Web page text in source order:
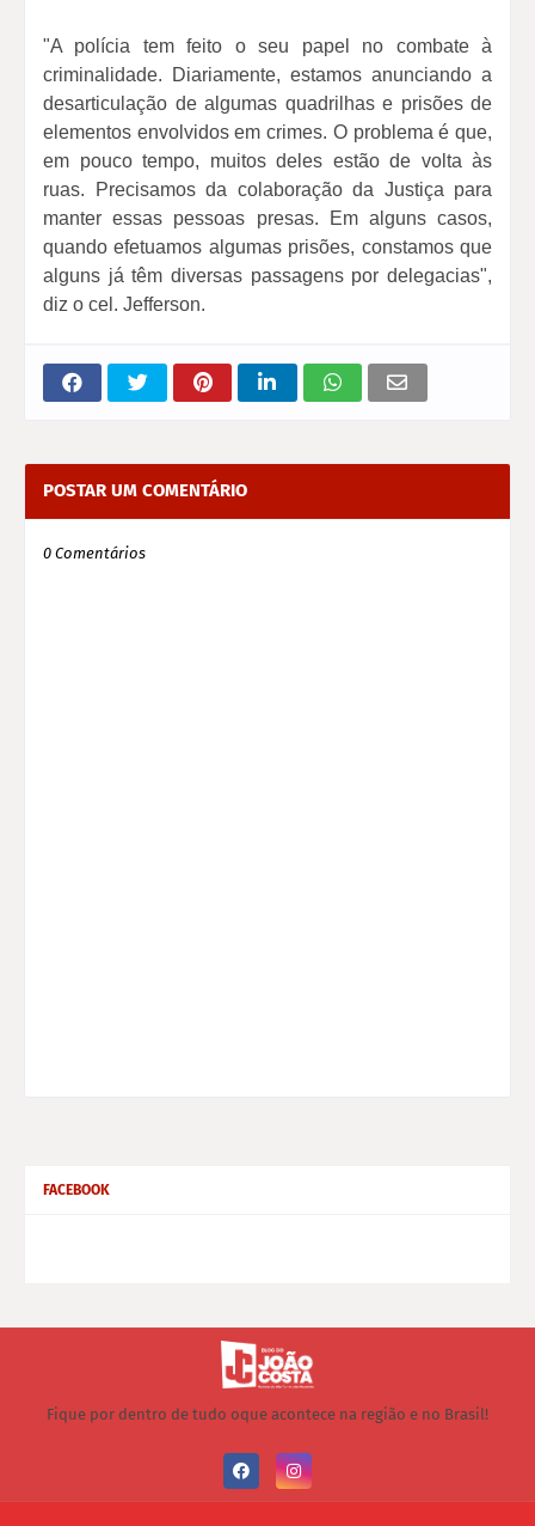
"A polícia tem feito o seu papel no combate à
criminalidade. Diariamente, estamos anunciando a
desarticulação de algumas quadrilhas e prisões de
elementos envolvidos em crimes. O problema é que,
em pouco tempo, muitos deles estão de volta às
ruas. Precisamos da colaboração da Justiça para
manter essas pessoas presas. Em alguns casos,
quando efetuamos algumas prisões, constamos que
alguns já têm diversas passagens por delegacias",
diz o cel. Jefferson.
POSTAR UM COMENTÁRIO
0 Comentários
FACEBOOK
Fique por dentro de tudo oque acontece na região e no Brasil!